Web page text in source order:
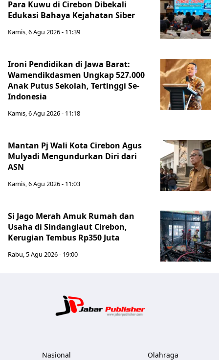
Para Kuwu di Cirebon Dibekali
Edukasi Bahaya Kejahatan Siber
Kamis, 6 Agu 2026 - 11:39
Ironi Pendidikan di Jawa Barat:
Wamendikdasmen Ungkap 527.000
Anak Putus Sekolah, Tertinggi Se-
Indonesia
Kamis, 6 Agu 2026 - 11:18
Mantan Pj Wali Kota Cirebon Agus
Mulyadi Mengundurkan Diri dari
ASN
Kamis, 6 Agu 2026 - 11:03
Si Jago Merah Amuk Rumah dan
Usaha di Sindanglaut Cirebon,
Kerugian Tembus Rp350 Juta
Rabu, 5 Agu 2026 - 19:00
Nasional Olahraga